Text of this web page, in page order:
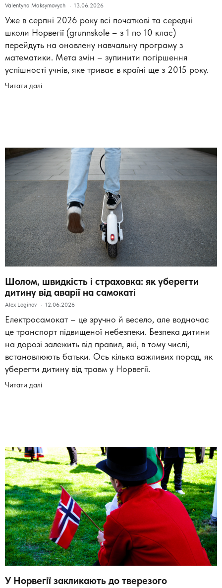
Valentyna Maksymovych 13.06.2026
Уже в серпні 2026 року всі початкові та середні
школи Норвегії (grunnskole – з 1 по 10 клас)
перейдуть на оновлену навчальну програму з
математики. Мета змін – зупинити погіршення
успішності учнів, яке триває в країні ще з 2015 року.
Читати далі
Шолом, швидкість і страховка: як уберегти
дитину від аварії на самокаті
Alex Loginov 12.06.2026
Електросамокат – це зручно й весело, але водночас
це транспорт підвищеної небезпеки. Безпека дитини
на дорозі залежить від правил, які, в тому числі,
встановлюють батьки. Ось кілька важливих порад, як
уберегти дитину від травм у Норвегії.
Читати далі
У Норвегії закликають до тверезого